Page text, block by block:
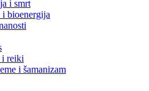
i smrt
i bioenergija
i reiki
i šamanizam